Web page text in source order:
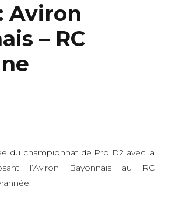
Aviron
– RC
du championnat de Pro D2 avec la
l’Aviron Bayonnais au RC